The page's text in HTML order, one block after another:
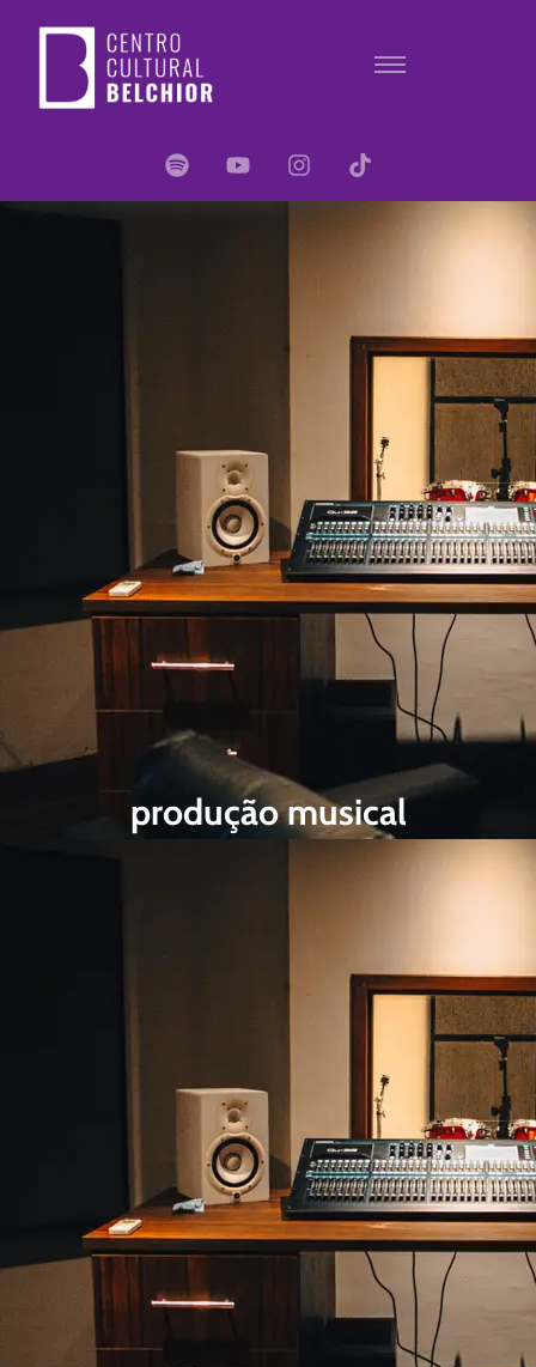
produção musical